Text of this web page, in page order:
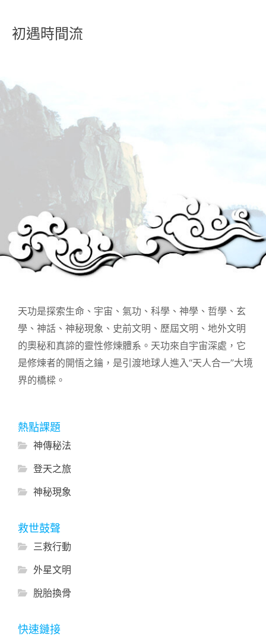
初遇時間流
天功是探索生命、宇宙、氣功、科學、神學、哲學、玄
學、神話、神秘現象、史前文明、歷屆文明、地外文明
的奧秘和真諦的靈性修煉體系。天功來自宇宙深處，它
是修煉者的開悟之鑰，是引渡地球人進入“天人合一”大境
界的橋樑。
熱點課題
神傳秘法
登天之旅
神秘現象
救世鼓聲
三救行動
外星文明
脫胎換骨
快速鏈接